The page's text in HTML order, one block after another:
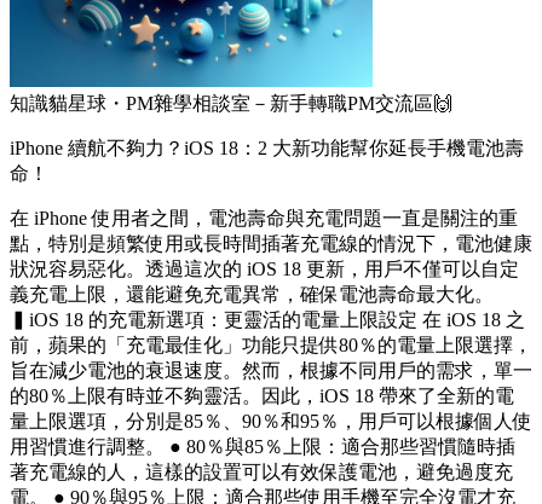
知識貓星球・PM雜學相談室－新手轉職PM交流區🙌
iPhone 續航不夠力？iOS 18：2 大新功能幫你延長手機電池壽
命！
在 iPhone 使用者之間，電池壽命與充電問題一直是關注的重
點，特別是頻繁使用或長時間插著充電線的情況下，電池健康
狀況容易惡化。透過這次的 iOS 18 更新，用戶不僅可以自定
義充電上限，還能避免充電異常，確保電池壽命最大化。
▍iOS 18 的充電新選項：更靈活的電量上限設定 在 iOS 18 之
前，蘋果的「充電最佳化」功能只提供80％的電量上限選擇，
旨在減少電池的衰退速度。然而，根據不同用戶的需求，單一
的80％上限有時並不夠靈活。因此，iOS 18 帶來了全新的電
量上限選項，分別是85％、90％和95％，用戶可以根據個人使
用習慣進行調整。 ● 80％與85％上限：適合那些習慣隨時插
著充電線的人，這樣的設置可以有效保護電池，避免過度充
電。 ● 90％與95％上限：適合那些使用手機至完全沒電才充